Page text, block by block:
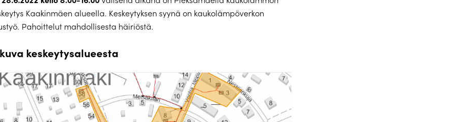
Kaakinmäen alueella. Keskeytyksen syynä on kaukolämpöverkon
Pahoittelut mahdollisesta häiriöstä.
keskeytysalueesta